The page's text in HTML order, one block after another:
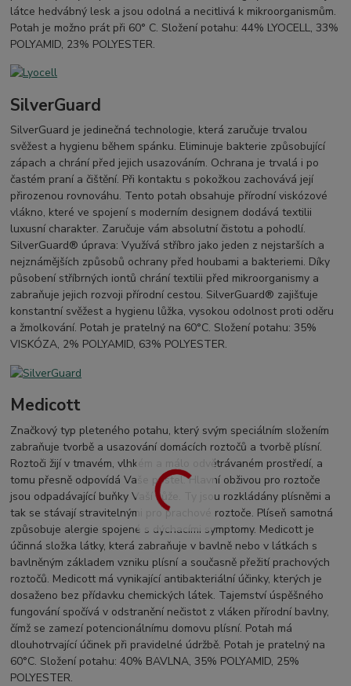
látce hedvábný lesk a jsou odolná a necitlivá k mikroorganismům.
Potah je možno prát při 60° C. Složení potahu: 44% LYOCELL, 33%
POLYAMID, 23% POLYESTER.
SilverGuard
SilverGuard je jedinečná technologie, která zaručuje trvalou
svěžest a hygienu během spánku. Eliminuje bakterie způsobující
zápach a chrání před jejich usazováním. Ochrana je trvalá i po
častém praní a čištění. Při kontaktu s pokožkou zachovává její
přirozenou rovnováhu. Tento potah obsahuje přírodní viskózové
vlákno, které ve spojení s moderním designem dodává textilii
luxusní charakter. Zaručuje vám absolutní čistotu a pohodlí.
SilverGuard® úprava: Využívá stříbro jako jeden z nejstarších a
nejznámějších způsobů ochrany před houbami a bakteriemi. Díky
působení stříbrných iontů chrání textilii před mikroorganismy a
zabraňuje jejich rozvoji přírodní cestou. SilverGuard® zajišťuje
konstantní svěžest a hygienu lůžka, vysokou odolnost proti oděru
a žmolkování. Potah je pratelný na 60°C. Složení potahu: 35%
VISKÓZA, 2% POLYAMID, 63% POLYESTER.
Medicott
Značkový typ pleteného potahu, který svým speciálním složením
zabraňuje tvorbě a usazování domácích roztočů a tvorbě plísní.
Roztoči žijí v tmavém, vlhkém a málo odvětrávaném prostředí, a
tomu přesně odpovídá Vaše postel. Hlavní obživou pro roztoče
jsou odpadávající buňky Vaší kůže. Ty jsou rozkládány plísněmi a
tak se stávají stravitelnými pro prachové roztoče. Plíseň samotná
způsobuje alergie spojené s dýchacími symptomy. Medicott je
účinná složka látky, která zabraňuje v bavlně nebo v látkách s
bavlněným základem vzniku plísní a současně přežití prachových
roztočů. Medicott má vynikající antibakteriální účinky, kterých je
dosaženo bez přídavku chemických látek. Tajemství úspěšného
fungování spočívá v odstranění nečistot z vláken přírodní bavlny,
čímž se zamezí potencionálnímu domovu plísní. Potah má
dlouhotrvající účinek při pravidelné údržbě. Potah je pratelný na
60°C. Složení potahu: 40% BAVLNA, 35% POLYAMID, 25%
POLYESTER.